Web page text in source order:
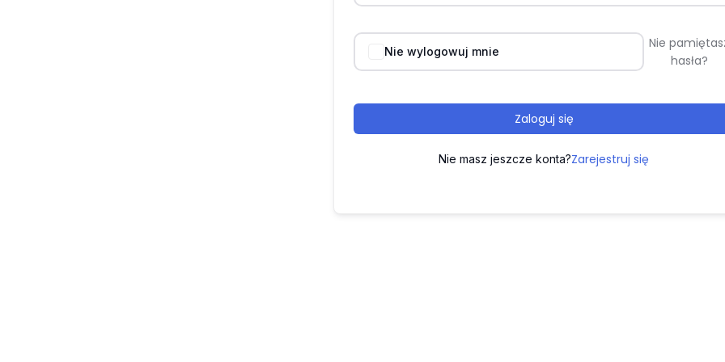
Nie wylogowuj mnie
Nie
hasła?
Zaloguj się
Nie masz jeszcze konta?Zarejestruj się